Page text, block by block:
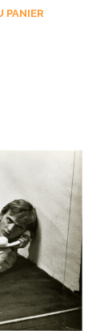
PANIER